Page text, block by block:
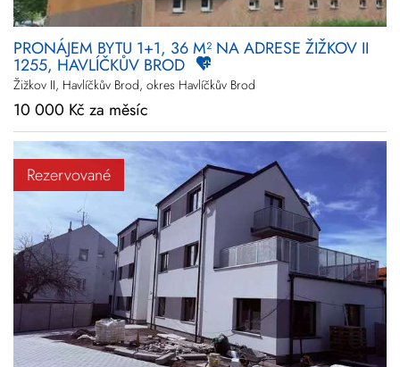
PRONÁJEM BYTU 1+1, 36 M² NA ADRESE ŽIŽKOV II
1255, HAVLÍČKŮV BROD
Žižkov II, Havlíčkův Brod, okres Havlíčkův Brod
10 000 Kč za měsíc
Rezervované